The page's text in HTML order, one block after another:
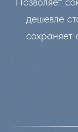
дешевле
сохраняет